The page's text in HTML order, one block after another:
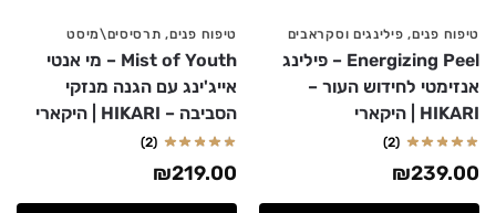
טיפוח פנים, פילינגים וסקראבים
Energizing Peel – פילינג
אנזימטי לחידוש העור –
HIKARI | היקארי
(2)
₪239.00
טיפוח פנים, תרסיסים\מיסט
Mist of Youth – מי אנטי
אייג'ינג עם הגנה מנזקי
הסביבה – HIKARI | היקארי
(2)
₪219.00